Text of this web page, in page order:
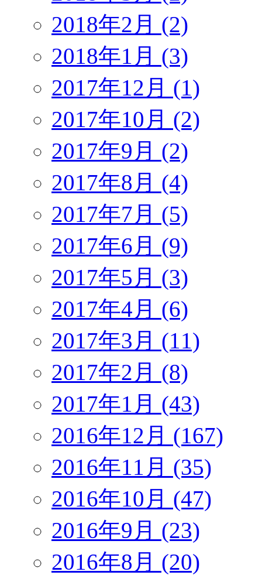
2018年2月 (2)
2018年1月 (3)
2017年12月 (1)
2017年10月 (2)
2017年9月 (2)
2017年8月 (4)
2017年7月 (5)
2017年6月 (9)
2017年5月 (3)
2017年4月 (6)
2017年3月 (11)
2017年2月 (8)
2017年1月 (43)
2016年12月 (167)
2016年11月 (35)
2016年10月 (47)
2016年9月 (23)
2016年8月 (20)